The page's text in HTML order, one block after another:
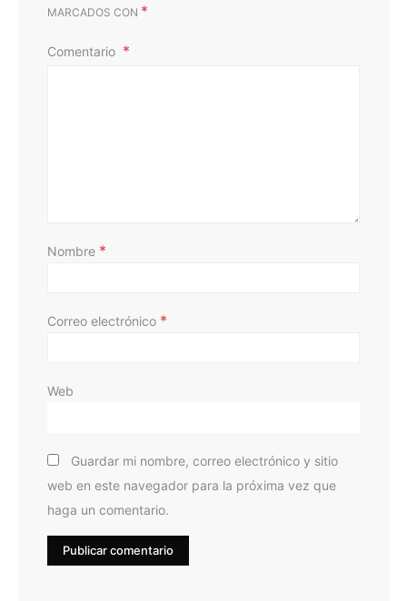
MARCADOS CON *
Comentario
Nombre *
Correo electrónico *
Web
Guardar mi nombre, correo electrónico y sitio
web en este navegador para la próxima vez que
haga un comentario.